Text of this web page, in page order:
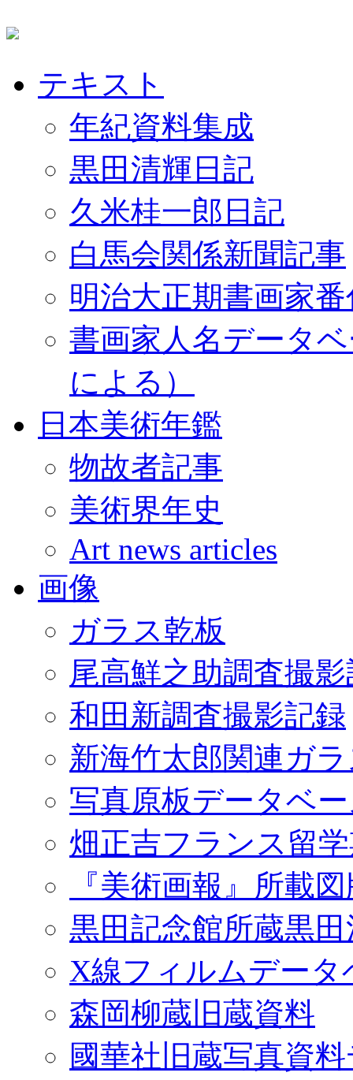
テキスト
年紀資料集成
黒田清輝日記
久米桂一郎日記
白馬会関係新聞記事
明治大正期書画家
書画家人名データ
による）
日本美術年鑑
物故者記事
美術界年史
Art news articles
画像
ガラス乾板
尾高鮮之助調査撮
和田新調査撮影記録
新海竹太郎関連ガ
写真原板データベ
畑正吉フランス留
『美術画報』所載
黒田記念館所蔵黒
X線フィルムデータ
森岡柳蔵旧蔵資料
國華社旧蔵写真資